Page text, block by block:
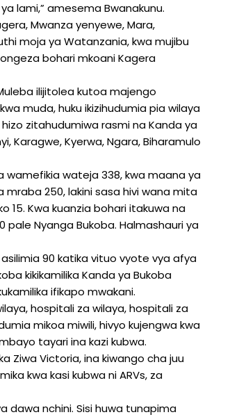
lami,” amesema Bwanakunu.
Mwanza yenyewe, Mara,
moja ya Watanzania, kwa mujibu
bohari mkoani Kagera
ilijitolea kutoa majengo
muda, huku ikizihudumia pia wilaya
zitahudumiwa rasmi na Kanda ya
Karagwe, Kyerwa, Ngara, Biharamulo
wamefikia wateja 338, kwa maana ya
250, lakini sasa hivi wana mita
15. Kwa kuanzia bohari itakuwa na
Nyanga Bukoba. Halmashauri ya
90 katika vituo vyote vya afya
kikikamilika Kanda ya Bukoba
ifikapo mwakani.
hospitali za wilaya, hospitali za
mikoa miwili, hivyo kujengwa kwa
tayari ina kazi kubwa.
Ziwa Victoria, ina kiwango cha juu
kwa kasi kubwa ni ARVs, za
dawa nchini. Sisi huwa tunapima